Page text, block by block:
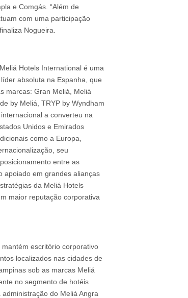
e Comgás. “Além de
com uma participação
Nogueira.
Hotels International é uma
absoluta na Espanha, que
marcas: Gran Meliá, Meliá
by Meliá, TRYP by Wyndham
a converteu na
Unidos e Emirados
como a Europa,
seu
entre as
apoiado em grandes alianças
da Meliá Hotels
maior reputação corporativa
escritório corporativo
localizados nas cidades de
sob as marcas Meliá
no segmento de hotéis
administração do Meliá Angra